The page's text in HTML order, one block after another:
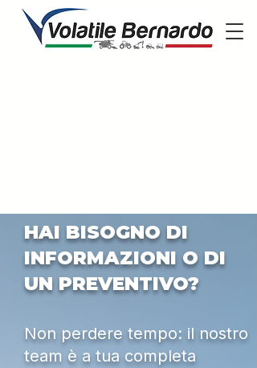
HAI BISOGNO DI
INFORMAZIONI O DI
UN PREVENTIVO?
Non perdere tempo: il nostro
team è a tua completa